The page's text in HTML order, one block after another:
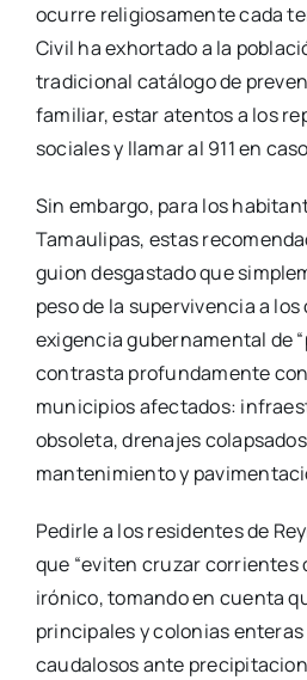
ocurre religiosamente cada
Civil ha exhortado a la
tradicional catálogo de
familiar, estar atentos a los
sociales y llamar al 911 en
Sin embargo, para los
Tamaulipas, estas
guion desgastado que
peso de la supervivencia a
exigencia gubernamental de
contrasta profundamente
municipios afectados:
obsoleta, drenajes
mantenimiento y
Pedirle a los residentes de
que “eviten cruzar corrientes
irónico, tomando en cuenta
principales y colonias
caudalosos ante